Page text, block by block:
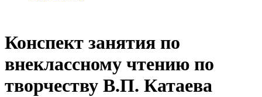
Конспект занятия по
внеклассному чтению по
творчеству В.П. Катаева